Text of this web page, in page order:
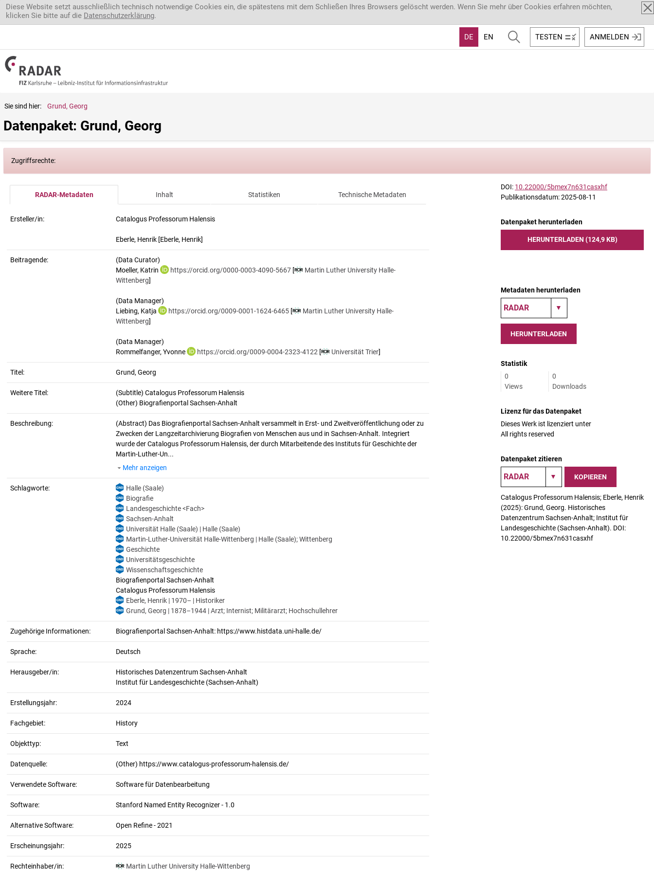
Direkt zum Inhalt
Diese Website setzt ausschließlich technisch notwendige Cookies ein, die spätestens mit dem Schließen Ihres Browsers gelöscht werden. Wenn Sie mehr über Cookies erfahren möchten,
klicken Sie bitte auf die Datenschutzerklärung.
DE EN TESTEN ANMELDEN
Sie sind hier: Grund, Georg
Datenpaket: Grund, Georg
Zugriffsrechte:
RADAR-Metadaten Inhalt Statistiken Technische Metadaten
Ersteller/in: Catalogus Professorum Halensis
Eberle, Henrik [Eberle, Henrik]
Beitragende:
(Data Curator)
Moeller, Katrin
https://orcid.org/0000-0003-4090-5667 [
Martin Luther University Halle-
Wittenberg]
(Data Manager)
Liebing, Katja
https://orcid.org/0009-0001-1624-6465 [
Martin Luther University Halle-
Wittenberg]
(Data Manager)
Rommelfanger, Yvonne
https://orcid.org/0009-0004-2323-4122 [ Universität Trier]
Titel: Grund, Georg
Weitere Titel:
(Subtitle) Catalogus Professorum Halensis
(Other) Biografienportal Sachsen-Anhalt
Beschreibung: (Abstract) Das Biografienportal Sachsen-Anhalt versammelt in Erst- und Zweitveröffentlichung oder zu
Zwecken der Langzeitarchivierung Biografien von Menschen aus und in Sachsen-Anhalt. Integriert
wurde der Catalogus Professorum Halensis, der durch Mitarbeitende des Instituts für Geschichte der
Martin-Luther-Un...
Mehr anzeigen
Schlagworte:
Halle (Saale)
Biografie
Landesgeschichte <Fach>
Sachsen-Anhalt
Universität Halle (Saale) | Halle (Saale)
Martin-Luther-Universität Halle-Wittenberg | Halle (Saale); Wittenberg
Geschichte
Universitätsgeschichte
Wissenschaftsgeschichte
Biografienportal Sachsen-Anhalt
Catalogus Professorum Halensis
Eberle, Henrik | 1970– | Historiker
Grund, Georg | 1878–1944 | Arzt; Internist; Militärarzt; Hochschullehrer
Zugehörige Informationen: Biografienportal Sachsen-Anhalt: https://www.histdata.uni-halle.de/
Sprache: Deutsch
Herausgeber/in:
Historisches Datenzentrum Sachsen-Anhalt
Institut für Landesgeschichte (Sachsen-Anhalt)
Erstellungsjahr: 2024
Fachgebiet: History
Objekttyp: Text
Datenquelle: (Other) https://www.catalogus-professorum-halensis.de/
Verwendete Software: Software für Datenbearbeitung
Software: Stanford Named Entity Recognizer - 1.0
Alternative Software: Open Refine - 2021
Erscheinungsjahr: 2025
Rechteinhaber/in: Martin Luther University Halle-Wittenberg
DOI: 10.22000/5bmex7n631casxhf
Publikationsdatum: 2025-08-11
Datenpaket herunterladen
HERUNTERLADEN (124,9 KB)
Metadaten herunterladen
HERUNTERLADEN
Statistik
0
Views
0
Downloads
Lizenz für das Datenpaket
Dieses Werk ist lizenziert unter
All rights reserved
Datenpaket zitieren
KOPIEREN
Catalogus Professorum Halensis; Eberle, Henrik
(2025): Grund, Georg. Historisches
Datenzentrum Sachsen-Anhalt; Institut für
Landesgeschichte (Sachsen-Anhalt). DOI:
10.22000/5bmex7n631casxhf